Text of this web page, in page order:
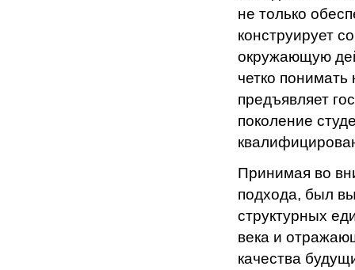
не только
конструирует
окружающую
четко
предъявляет
поколение
Принимая во
подхода, был
структурных
века и
качества